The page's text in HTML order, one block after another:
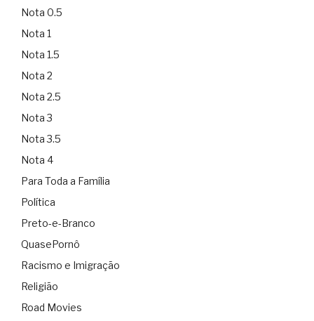
Nota 0.5
Nota 1
Nota 1.5
Nota 2
Nota 2.5
Nota 3
Nota 3.5
Nota 4
Para Toda a Família
Política
Preto-e-Branco
QuasePornô
Racismo e Imigração
Religião
Road Movies